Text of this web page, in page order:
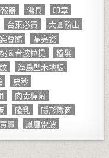
器 佛具
印章
台東必買
大圖輸出
會館
晶亮瓷
桃園音波拉提
植髮
海島型木地板
皮秒
肉毒桿菌
隆乳
隱形鐵窗
賣 鳳凰電波